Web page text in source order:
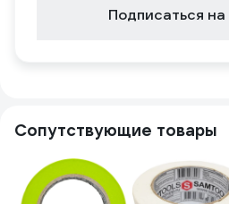
Подписаться на
Сопутствующие товары